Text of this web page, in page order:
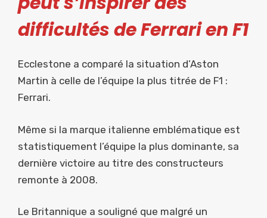
difficultés de Ferrari en F1
Ecclestone a comparé la situation d’Aston
Martin à celle de l’équipe la plus titrée de F1 :
Ferrari.
Même si la marque italienne emblématique est
statistiquement l’équipe la plus dominante, sa
dernière victoire au titre des constructeurs
remonte à 2008.
Le Britannique a souligné que malgré un